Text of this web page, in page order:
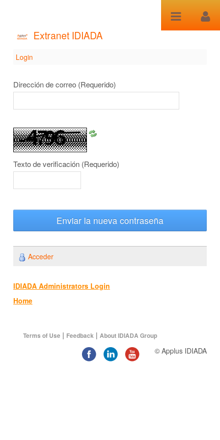
Extranet IDIADA
Login
Login
Dirección de correo (Requerido)
Texto de verificación (Requerido)
Enviar la nueva contraseña
Acceder
IDIADA Administrators Login
Home
Terms of Use | Feedback | About IDIADA Group
© Applus IDIADA